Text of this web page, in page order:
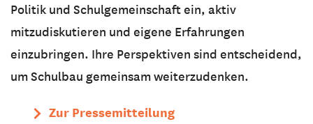
Politik und Schulgemeinschaft ein, aktiv
mitzudiskutieren und eigene Erfahrungen
einzubringen. Ihre Perspektiven sind entscheidend,
um Schulbau gemeinsam weiterzudenken.
Zur Pressemitteilung